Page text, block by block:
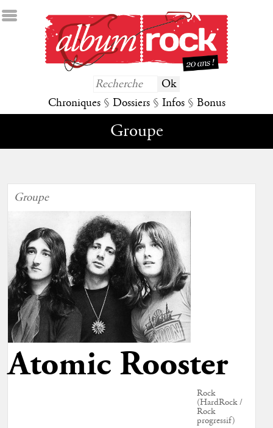
Chroniques § Dossiers § Infos § Bonus
Groupe
Groupe
Atomic Rooster
Rock
(HardRock /
Rock
progressif)